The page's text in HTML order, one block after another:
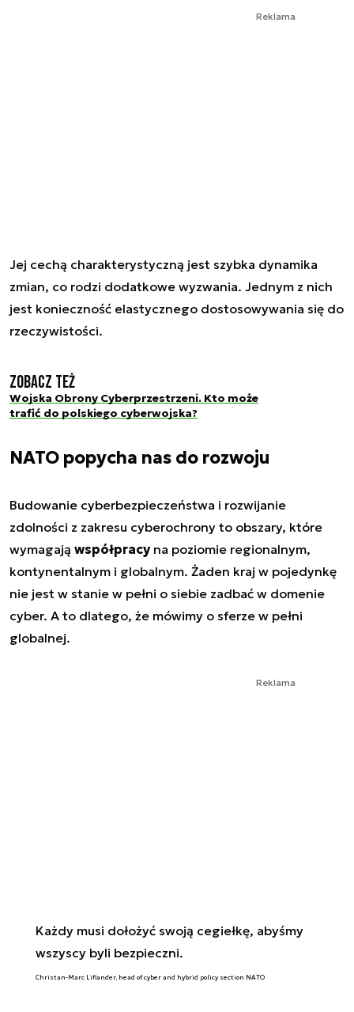
Reklama
Jej cechą charakterystyczną jest szybka dynamika
zmian, co rodzi dodatkowe wyzwania. Jednym z nich
jest konieczność elastycznego dostosowywania się do
rzeczywistości.
Zobacz też
Wojska Obrony Cyberprzestrzeni. Kto może
trafić do polskiego cyberwojska?
NATO popycha nas do rozwoju
Budowanie cyberbezpieczeństwa i rozwijanie
zdolności z zakresu cyberochrony to obszary, które
wymagają współpracyna poziomie regionalnym,
kontynentalnym i globalnym. Żaden kraj w pojedynkę
nie jest w stanie w pełni o siebie zadbać w domenie
cyber. A to dlatego, że mówimy o sferze w pełni
globalnej.
Reklama
Każdy musi dołożyć swoją cegiełkę, abyśmy
wszyscy byli bezpieczni.
Christan-Marc Liflander, head of cyber and hybrid policy section NATO